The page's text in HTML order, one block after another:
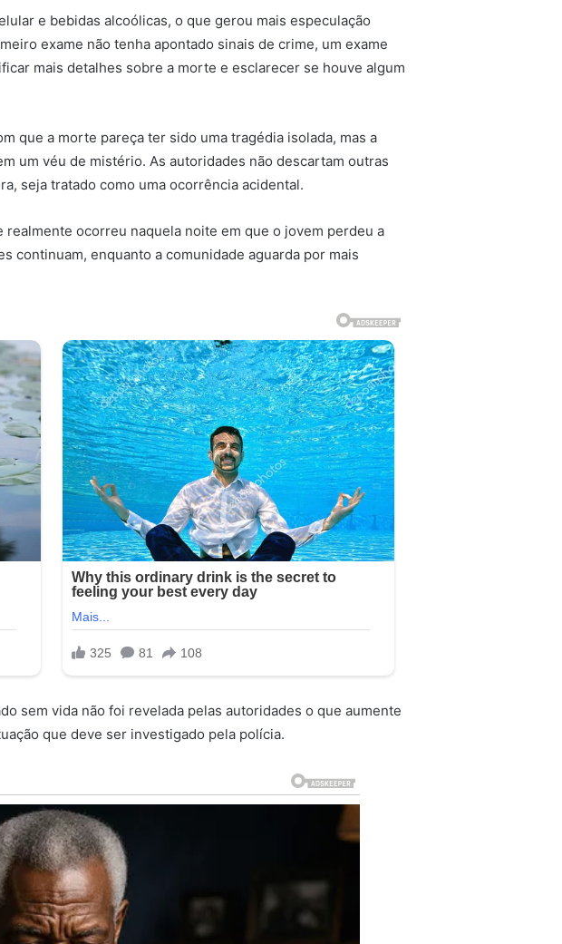
e bebidas alcoólicas, o que gerou mais especulação
exame não tenha apontado sinais de crime, um exame
mais detalhes sobre a morte e esclarecer se houve algum
que a morte pareça ter sido uma tragédia isolada, mas a
um véu de mistério. As autoridades não descartam outras
seja tratado como uma ocorrência acidental.
ocorreu naquela noite em que o jovem perdeu a
continuam, enquanto a comunidade aguarda por mais
sem vida não foi revelada pelas autoridades o que aumente
que deve ser investigado pela polícia.